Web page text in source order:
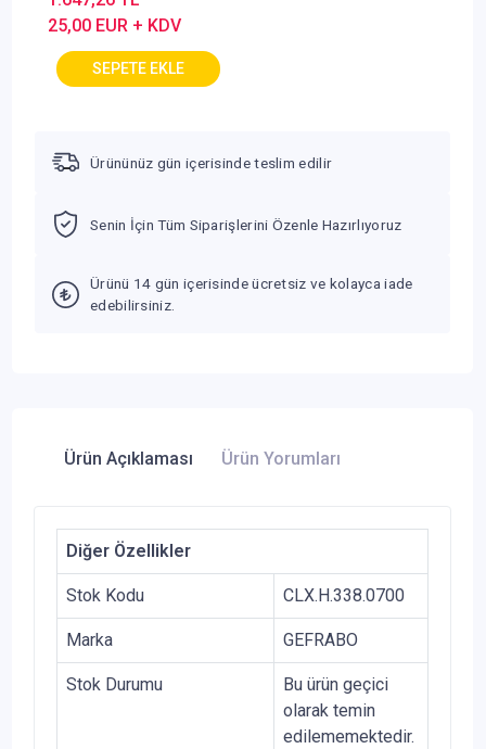
yüksek performanslı
metal matkap uçları,
kendinden
25,00 EUR + KDV
Ürününüz gün içerisinde teslim edilir
Senin İçin Tüm Siparişlerini Özenle Hazırlıyoruz
Ürünü 14 gün içerisinde ücretsiz ve kolayca iade
edebilirsiniz.
Ürün Açıklaması Ürün Yorumları
Diğer Özellikler
Stok Kodu CLX.H.338.0700
Marka GEFRABO
Stok Durumu
Bu ürün geçici
olarak temin
edilememektedir.